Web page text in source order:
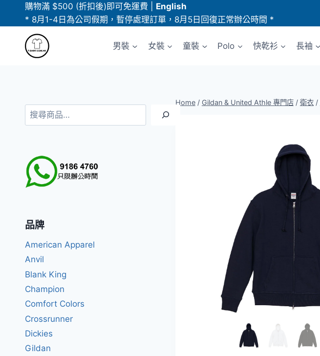
購物滿 $500 (折扣後)即可免運費
English
* 8月1-4日為公司假期，暫停處理訂單，8月5日回復正常辦公時間 *
男裝 女裝 童裝 Polo 快乾衫 長袖
Home / Gildan & United Athle 專門店 / 衛衣 /
搜
尋
品牌
American Apparel
Anvil
Blank King
Champion
Comfort Colors
Crossrunner
Dickies
Gildan